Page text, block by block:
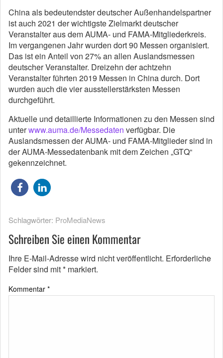
China als bedeutendster deutscher Außenhandelspartner
ist auch 2021 der wichtigste Zielmarkt deutscher
Veranstalter aus dem AUMA- und FAMA-Mitgliederkreis.
Im vergangenen Jahr wurden dort 90 Messen organisiert.
Das ist ein Anteil von 27% an allen Auslandsmessen
deutscher Veranstalter. Dreizehn der achtzehn
Veranstalter führten 2019 Messen in China durch. Dort
wurden auch die vier ausstellerstärksten Messen
durchgeführt.
Aktuelle und detaillierte Informationen zu den Messen sind
unterwww.auma.de/Messedaten verfügbar. Die
Auslandsmessen der AUMA- und FAMA-Mitglieder sind in
der AUMA-Messedatenbank mit dem Zeichen „GTQ“
gekennzeichnet.
Schlagwörter: ProMediaNews
Schreiben Sie einen Kommentar
Ihre E-Mail-Adresse wird nicht veröffentlicht. Erforderliche
Felder sind mit* markiert.
Kommentar *